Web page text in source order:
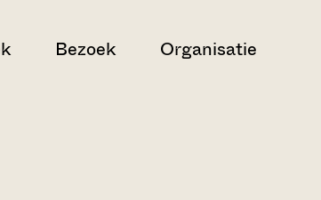
Bezoek Organisatie